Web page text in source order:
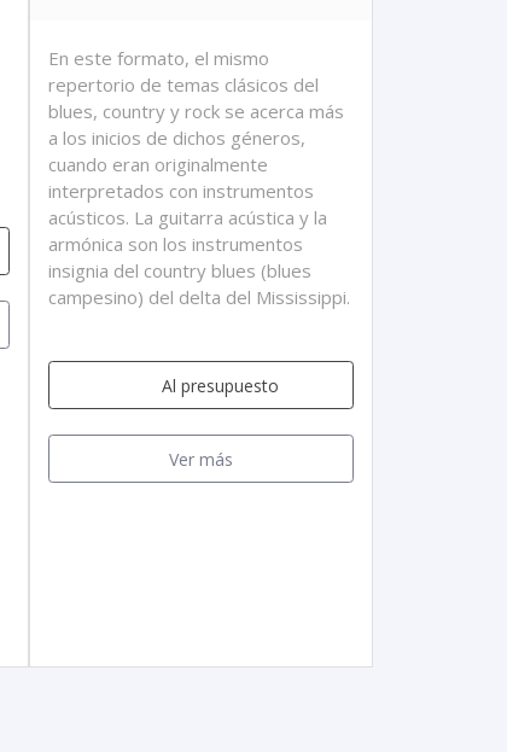
En este formato, el mismo
repertorio de temas clásicos del
blues, country y rock se acerca más
a los inicios de dichos géneros,
cuando eran originalmente
interpretados con instrumentos
acústicos. La guitarra acústica y la
armónica son los instrumentos
insignia del country blues (blues
campesino) del delta del Mississippi.
Al presupuesto
Ver más